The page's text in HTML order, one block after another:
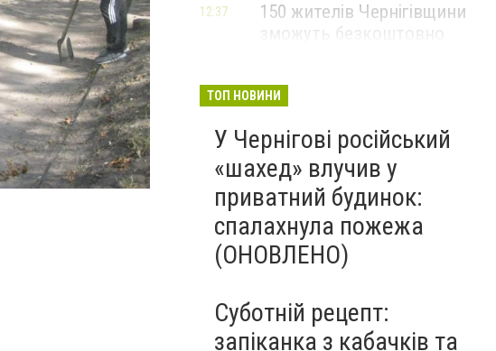
150 жителів Чернігівщини
зможуть безкоштовно
12:37
ТОП НОВИНИ
У Чернігові російський
«шахед» влучив у
приватний будинок:
спалахнула пожежа
(ОНОВЛЕНО)
Суботній рецепт:
запіканка з кабачків та